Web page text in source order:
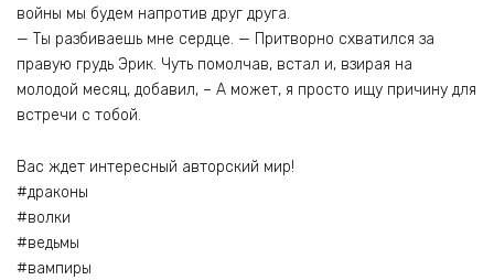
войны мы будем напротив друг друга.
— Ты разбиваешь мне сердце. — Притворно схватился за
правую грудь Эрик. Чуть помолчав, встал и, взирая на
молодой месяц, добавил, – А может, я просто ищу причину для
встречи с тобой.
Вас ждет интересный авторский мир!
#драконы
#волки
#ведьмы
#вампиры